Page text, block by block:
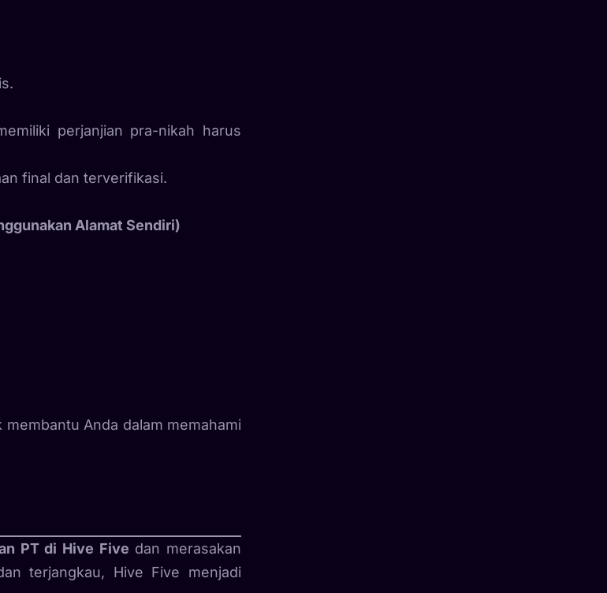
perjanjian pra-nikah harus
final dan terverifikasi.
Alamat Sendiri)
Anda dalam memahami
PT di Hive Five dan merasakan
terjangkau, Hive Five menjadi